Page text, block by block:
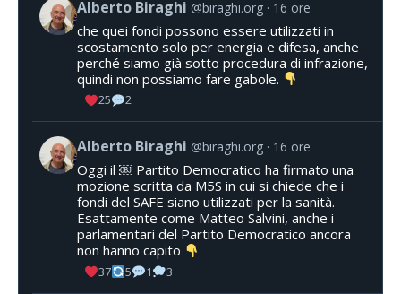
Alberto Biraghi @biraghi.org 16 ore
che quei fondi possono essere utilizzati in
scostamento solo per energia e difesa, anche
perché siamo già sotto procedura di infrazione,
quindi non possiamo fare gabole.
25 2
Alberto Biraghi @biraghi.org 16 ore
Oggi il ￼ Partito Democratico ha firmato una
mozione scritta da M5S in cui si chiede che i
fondi del SAFE siano utilizzati per la sanità.
Esattamente come Matteo Salvini, anche i
parlamentari del Partito Democratico ancora
non hanno capito
37 5 1 3